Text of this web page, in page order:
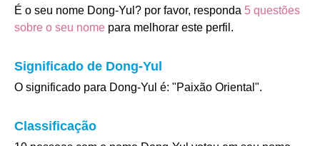
É o seu nome Dong-Yul? por favor, responda 5 questões
sobre o seu nome para melhorar este perfil.
Significado de Dong-Yul
O significado para Dong-Yul é: "Paixão Oriental".
Classificação